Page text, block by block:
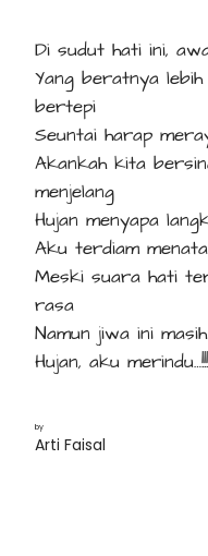
Di sudut hati ini,
Yang beratnya
bertepi
Seuntai harap
Akankah kita
menjelang
Hujan menyapa
Aku terdiam
Meski suara hati
rasa
Namun jiwa ini
Hujan, aku merindu…!!!
by
Arti Faisal